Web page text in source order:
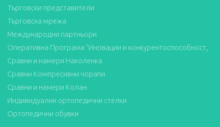
Търговски представители
Търговска мрежа
Международни партньори
Оперативна Програма “Иновации и конкурентоспособност„
Сравни и намери Наколенка
Сравни Компресивни чорапи
Сравни и намери Колан
Индивидуални ортопедични стелки
Ортопедични обувки